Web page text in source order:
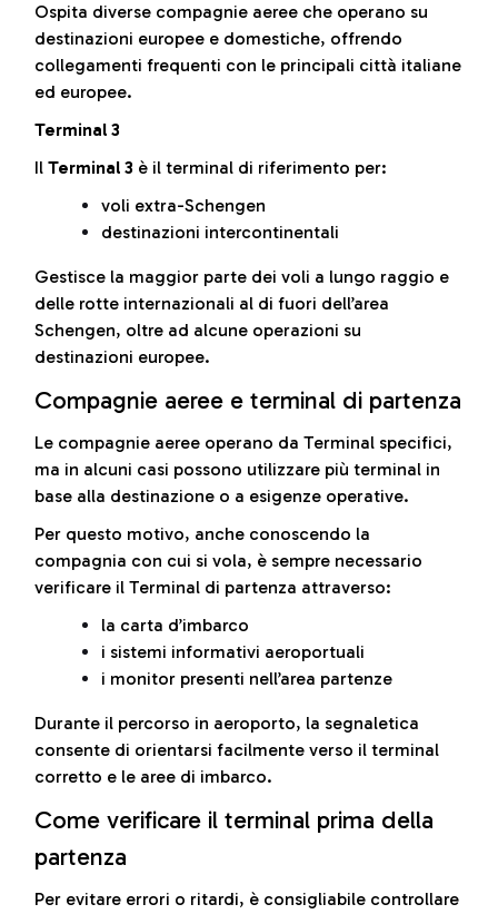
Ospita diverse compagnie aeree che operano su
destinazioni europee e domestiche, offrendo
collegamenti frequenti con le principali città italiane
ed europee.
Terminal 3
Il Terminal 3 è il terminal di riferimento per:
voli extra-Schengen
destinazioni intercontinentali
Gestisce la maggior parte dei voli a lungo raggio e
delle rotte internazionali al di fuori dell’area
Schengen, oltre ad alcune operazioni su
destinazioni europee.
Compagnie aeree e terminal di partenza
Le compagnie aeree operano da Terminal specifici,
ma in alcuni casi possono utilizzare più terminal in
base alla destinazione o a esigenze operative.
Per questo motivo, anche conoscendo la
compagnia con cui si vola, è sempre necessario
verificare il Terminal di partenza attraverso:
la carta d’imbarco
i sistemi informativi aeroportuali
i monitor presenti nell’area partenze
Durante il percorso in aeroporto, la segnaletica
consente di orientarsi facilmente verso il terminal
corretto e le aree di imbarco.
Come verificare il terminal prima della
partenza
Per evitare errori o ritardi, è consigliabile controllare